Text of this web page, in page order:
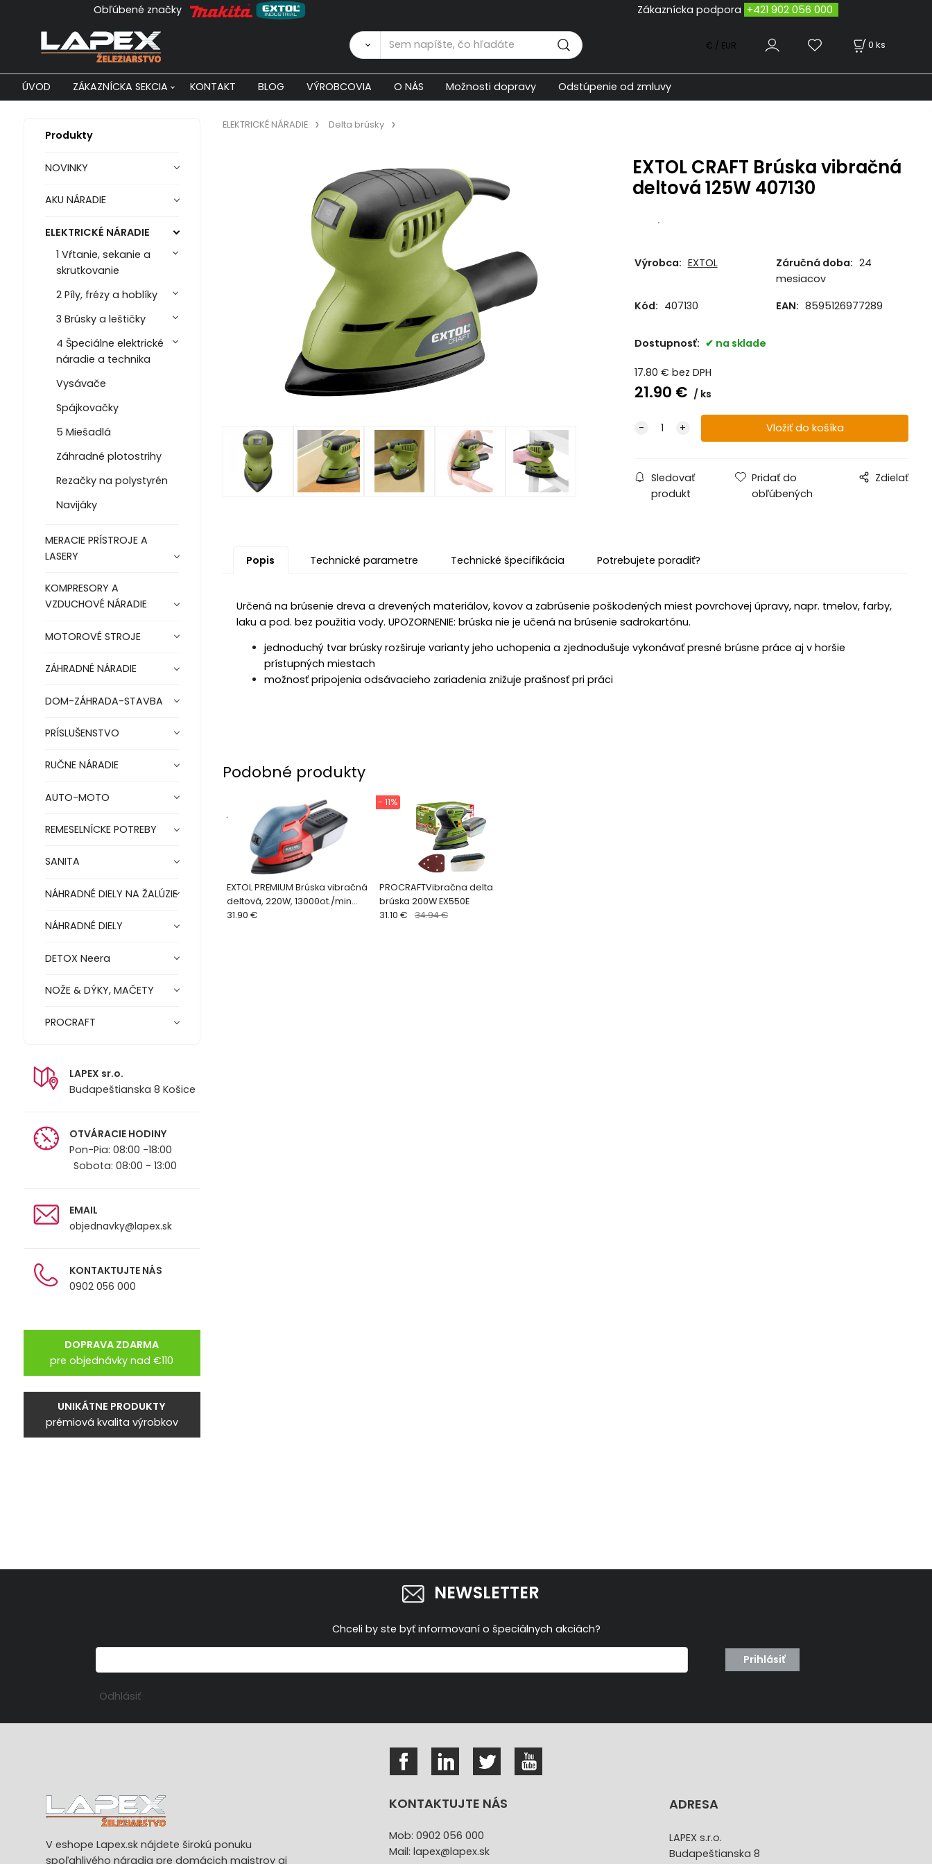
Obľúbené značky Zákaznícka podpora +421 902 056 000
0 ks
€ / EUR
ÚVOD ZÁKAZNÍCKA SEKCIA KONTAKT BLOG VÝROBCOVIA O NÁS Možnosti dopravy Odstúpenie od zmluvy
Produkty
NOVINKY
AKU NÁRADIE
ELEKTRICKÉ NÁRADIE
1 Vŕtanie, sekanie a
skrutkovanie
2 Píly, frézy a hoblíky
3 Brúsky a leštičky
4 Špeciálne elektrické
náradie a technika
Vysávače
Spájkovačky
5 Miešadlá
Záhradné plotostrihy
Rezačky na polystyrén
Navijáky
MERACIE PRÍSTROJE A
LASERY
KOMPRESORY A
VZDUCHOVÉ NÁRADIE
MOTOROVÉ STROJE
ZÁHRADNÉ NÁRADIE
DOM-ZÁHRADA-STAVBA
PRÍSLUŠENSTVO
RUČNE NÁRADIE
AUTO-MOTO
REMESELNÍCKE POTREBY
SANITA
NÁHRADNÉ DIELY NA ŽALÚZIE
NÁHRADNÉ DIELY
DETOX Neera
NOŽE & DÝKY, MAČETY
PROCRAFT
LAPEX sr.o.
Budapeštianska 8 Košice
OTVÁRACIE HODINY
Pon-Pia: 08:00 -18:00
Sobota: 08:00 - 13:00
EMAIL
objednavky@lapex.sk
KONTAKTUJTE NÁS
0902 056 000
DOPRAVA ZDARMA
pre objednávky nad €110
UNIKÁTNE PRODUKTY
prémiová kvalita výrobkov
ELEKTRICKÉ NÁRADIE Delta brúsky
EXTOL CRAFT Brúska vibračná
deltová 125W 407130
.
Výrobca: EXTOL Záručná doba: 24
mesiacov
Kód: 407130 EAN: 8595126977289
Dostupnosť: na sklade
17.80 € bez DPH
21.90 € ks
Sledovať
produkt
Pridať do
obľúbených
Zdielať
Popis Technické parametre Technické špecifikácia Potrebujete poradiť?
Určená na brúsenie dreva a drevených materiálov, kovov a zabrúsenie poškodených miest povrchovej úpravy, napr. tmelov, farby,
laku a pod. bez použitia vody. UPOZORNENIE: brúska nie je učená na brúsenie sadrokartónu.
jednoduchý tvar brúsky rozširuje varianty jeho uchopenia a zjednodušuje vykonávať presné brúsne práce aj v horšie
prístupných miestach
možnosť pripojenia odsávacieho zariadenia znižuje prašnosť pri práci
Podobné produkty
EXTOL PREMIUM Brúska vibračná
deltová, 220W, 13000ot./min
8894002
.
31.90 €
PROCRAFTVibračna delta
brúska 200W EX550E
- 11%
31.10 € 34.94 €
NEWSLETTER
Chceli by ste byť informovaní o špeciálnych akciách?
Prihlásiť
Odhlásiť
V eshope Lapex.sk nájdete širokú ponuku
spoľahlivého náradia pre domácich majstrov aj
KONTAKTUJTE NÁS
Mob: 0902 056 000
Mail: lapex@lapex.sk
ADRESA
LAPEX s.r.o.
Budapeštianska 8